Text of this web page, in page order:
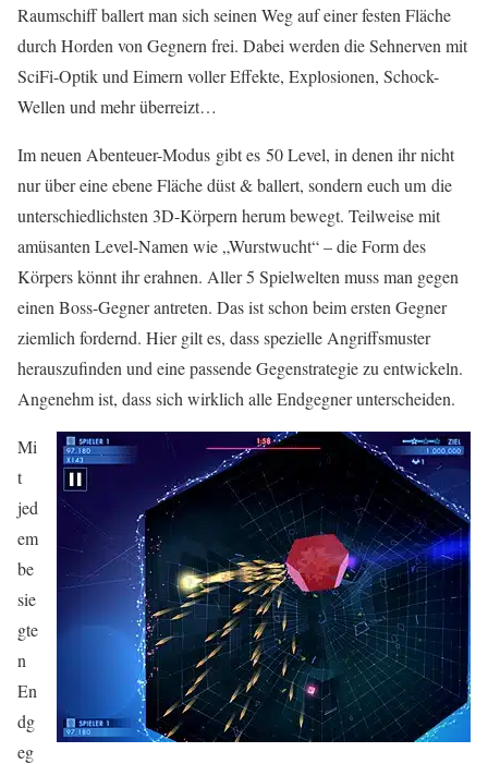
Raumschiff ballert man sich seinen Weg auf einer festen Fläche
durch Horden von Gegnern frei. Dabei werden die Sehnerven mit
SciFi-Optik und Eimern voller Effekte, Explosionen, Schock-
Wellen und mehr überreizt…
Im neuen Abenteuer-Modus gibt es 50 Level, in denen ihr nicht
nur über eine ebene Fläche düst & ballert, sondern euch um die
unterschiedlichsten 3D-Körpern herum bewegt. Teilweise mit
amüsanten Level-Namen wie „Wurstwucht“ – die Form des
Körpers könnt ihr erahnen. Aller 5 Spielwelten muss man gegen
einen Boss-Gegner antreten. Das ist schon beim ersten Gegner
ziemlich fordernd. Hier gilt es, dass spezielle Angriffsmuster
herauszufinden und eine passende Gegenstrategie zu entwickeln.
Angenehm ist, dass sich wirklich alle Endgegner unterscheiden.
Mi
t
jed
em
be
sie
gte
n
En
dg
eg